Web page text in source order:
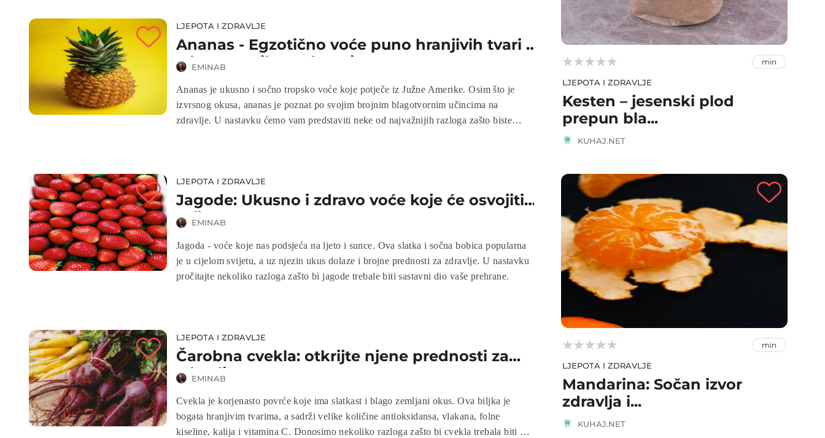
LJEPOTA I ZDRAVLJE
Ananas - Egzotično voće puno hranjivih tvari i
zdravstvenih prednosti
EMINAB
Ananas je ukusno i sočno tropsko voće koje potječe iz Južne Amerike. Osim što je
izvrsnog okusa, ananas je poznat po svojim brojnim blagotvornim učincima na
zdravlje. U nastavku ćemo vam predstaviti neke od najvažnijih razloga zašto biste
LJEPOTA I ZDRAVLJE
Jagode: Ukusno i zdravo voće koje će osvojiti
vaše srce
EMINAB
Jagoda - voće koje nas podsjeća na ljeto i sunce. Ova slatka i sočna bobica popularna
je u cijelom svijetu, a uz njezin ukus dolaze i brojne prednosti za zdravlje. U nastavku
pročitajte nekoliko razloga zašto bi jagode trebale biti sastavni dio vaše prehrane.
LJEPOTA I ZDRAVLJE
Čarobna cvekla: otkrijte njene prednosti za
zdravlje
EMINAB
Cvekla je korjenasto povrće koje ima slatkast i blago zemljani okus. Ova biljka je
bogata hranjivim tvarima, a sadrži velike količine antioksidansa, vlakana, folne
kiseline, kalija i vitamina C. Donosimo nekoliko razloga zašto bi cvekla trebala biti dio


 min
LJEPOTA I ZDRAVLJE
Kesten – jesenski plod
prepun bla...
KUHAJ.NET


 min
LJEPOTA I ZDRAVLJE
Mandarina: Sočan izvor
zdravlja i...
KUHAJ.NET